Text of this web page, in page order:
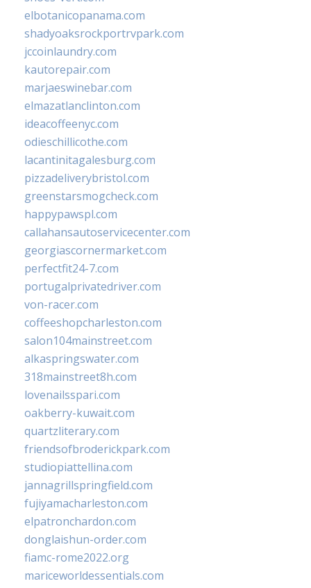
elbotanicopanama.com
shadyoaksrockportrvpark.com
jccoinlaundry.com
kautorepair.com
marjaeswinebar.com
elmazatlanclinton.com
ideacoffeenyc.com
odieschillicothe.com
lacantinitagalesburg.com
pizzadeliverybristol.com
greenstarsmogcheck.com
happypawspl.com
callahansautoservicecenter.com
georgiascornermarket.com
perfectfit24-7.com
portugalprivatedriver.com
von-racer.com
coffeeshopcharleston.com
salon104mainstreet.com
alkaspringswater.com
318mainstreet8h.com
lovenailsspari.com
oakberry-kuwait.com
quartzliterary.com
friendsofbroderickpark.com
studiopiattellina.com
jannagrillspringfield.com
fujiyamacharleston.com
elpatronchardon.com
donglaishun-order.com
fiamc-rome2022.org
mariceworldessentials.com